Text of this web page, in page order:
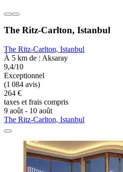
The Ritz-Carlton, Istanbul
The Ritz-Carlton, Istanbul
À 5 km de : Aksaray
9,4/10
Exceptionnel
(1 084 avis)
264 €
taxes et frais compris
9 août - 10 août
The Ritz-Carlton, Istanbul